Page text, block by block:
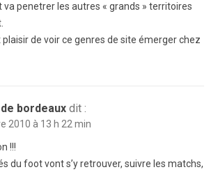
penetrer les autres « grands » territoires
plaisir de voir ce genres de site émerger chez
bordeaux dit :
2010 à 13 h 22 min
!!!
du foot vont s’y retrouver, suivre les matchs,